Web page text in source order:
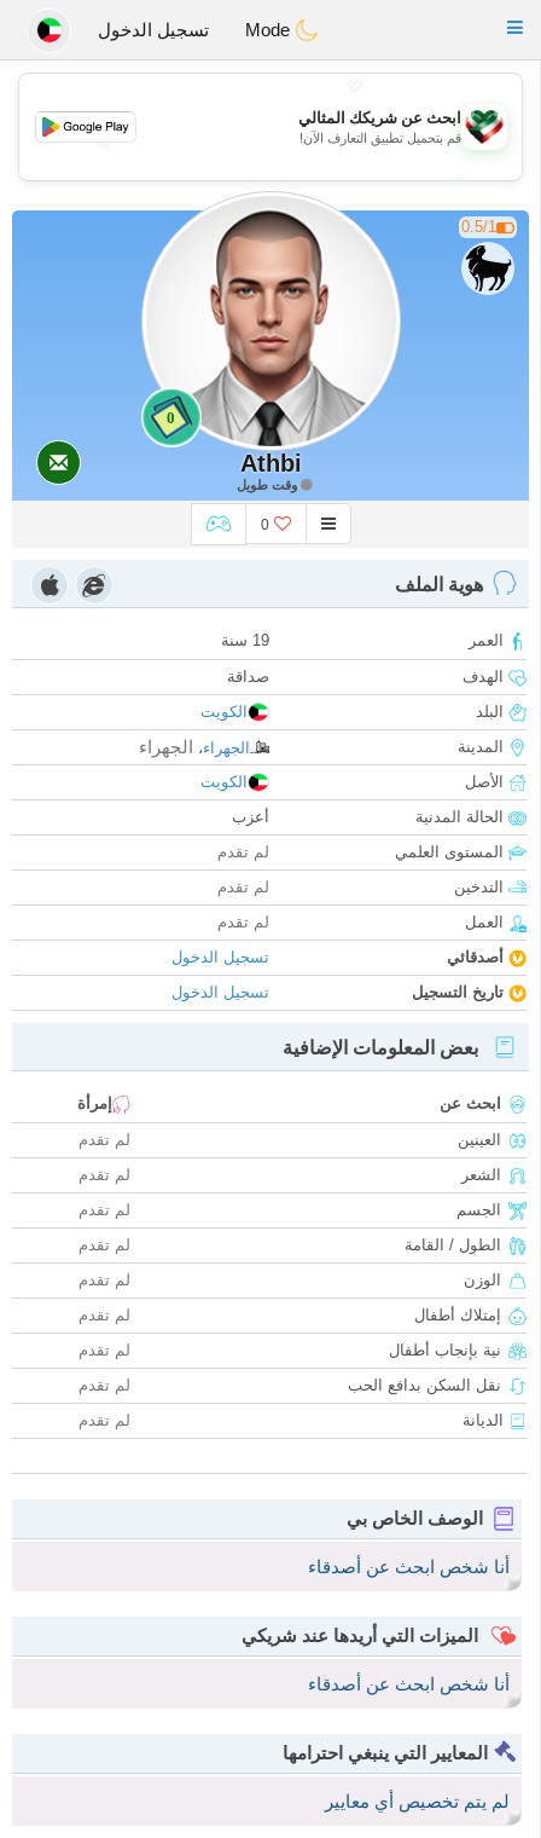
KuwaitChat
Toggle
تسجيل الدخول
💖
💕
💕
ابحث عن شريكك المثالي
قم بتحميل تطبيق التعارف الآن!
0.5/1
0
Athbi
وقت طويل
0
هوية الملف
العمر
19 سنة
الهدف
صداقة
البلد
الكويت
المدينة
الجهراء، الجهراء
الأصل
الكويت
الحالة المدنية
أعزب
المستوى العلمي
لم تقدم
التدخين
لم تقدم
العمل
لم تقدم
أصدقائي
تسجيل الدخول
تاريخ التسجيل
تسجيل الدخول
بعض المعلومات الإضافية
ابحث عن
إمرأة
العينين
لم تقدم
الشعر
لم تقدم
الجسم
لم تقدم
الطول / القامة
لم تقدم
الوزن
لم تقدم
إمتلاك أطفال
لم تقدم
نية بإنجاب أطفال
لم تقدم
نقل السكن بدافع الحب
لم تقدم
الديانة
لم تقدم
الوصف الخاص بي
أنا شخص ابحث عن أصدقاء
الميزات التي أريدها عند شريكي
أنا شخص ابحث عن أصدقاء
المعايير التي ينبغي احترامها
لم يتم تخصيص أي معايير